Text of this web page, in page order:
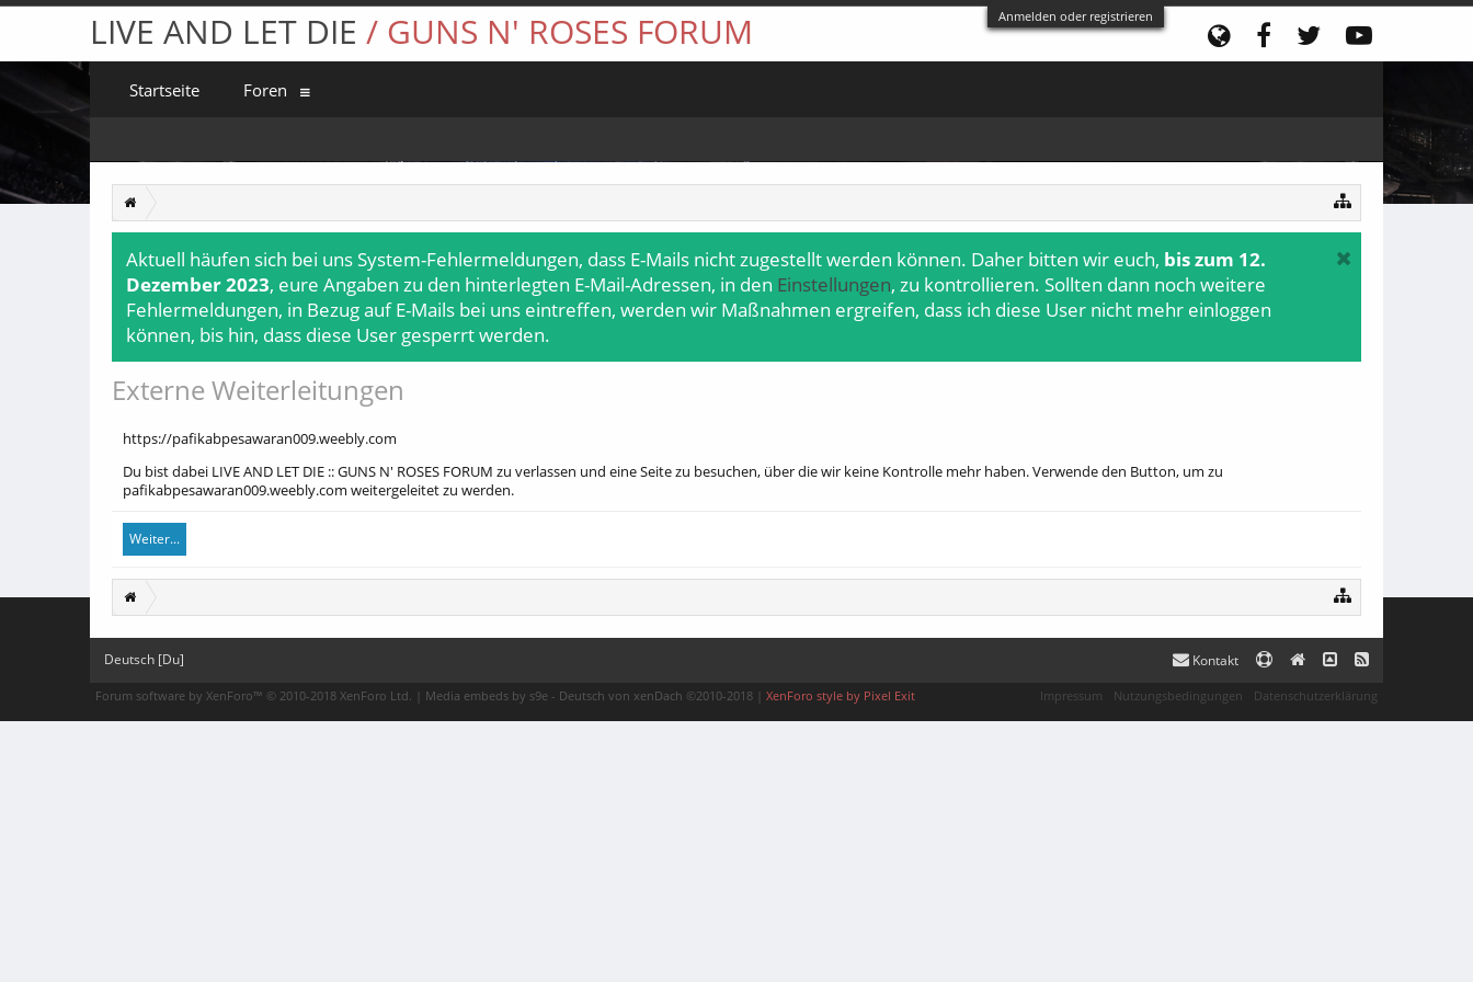
Anmelden oder registrieren
Aktuell häufen sich bei uns System-Fehlermeldungen, dass E-Mails nicht zugestellt werden können. Daher bitten wir euch, bis zum 12.
Dezember 2023, eure Angaben zu den hinterlegten E-Mail-Adressen, in den Einstellungen, zu kontrollieren. Sollten dann noch weitere
Fehlermeldungen, in Bezug auf E-Mails bei uns eintreffen, werden wir Maßnahmen ergreifen, dass ich diese User nicht mehr einloggen
können, bis hin, dass diese User gesperrt werden.
Externe Weiterleitungen
https://pafikabpesawaran009.weebly.com
Du bist dabei LIVE AND LET DIE :: GUNS N' ROSES FORUM zu verlassen und eine Seite zu besuchen, über die wir keine Kontrolle mehr haben. Verwende den Button, um zu
pafikabpesawaran009.weebly.com weitergeleitet zu werden.
Weiter...
LIVE AND LET DIE / GUNS N' ROSES FORUM
Startseite Foren
Deutsch [Du] Kontakt
Impressum Nutzungsbedingungen Datenschutzerklärung
Forum software by XenForo™ © 2010-2018 XenForo Ltd. Media embeds by s9e - Deutsch von xenDach ©2010-2018 XenForo style by Pixel Exit